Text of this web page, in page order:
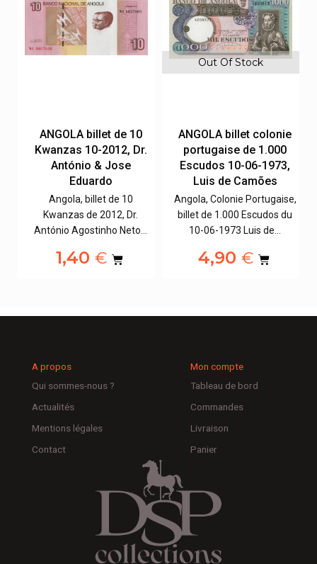
ANGOLA billet de 10
Kwanzas 10-2012, Dr.
António & Jose
Eduardo
Angola, billet de 10
Kwanzas de 2012, Dr.
António Agostinho Neto…
1,40€
Out Of Stock
ANGOLA billet colonie
portugaise de 1.000
Escudos 10-06-1973,
Luis de Camões
Angola, Colonie Portugaise,
billet de 1.000 Escudos du
10-06-1973 Luis de…
4,90€
A propos
Qui sommes-nous ?
Actualités
Mentions légales
Contact
Mon compte
Tableau de bord
Commandes
Livraison
Panier